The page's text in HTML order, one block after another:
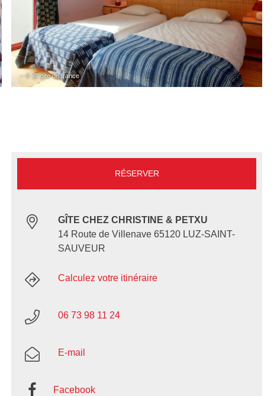
– © @ gite de france
RÉSERVER
GÎTE CHEZ CHRISTINE & PETXU
14 Route de Villenave 65120 LUZ-SAINT-
SAUVEUR
Calculez votre itinéraire
06 73 98 11 24
E-mail
Facebook